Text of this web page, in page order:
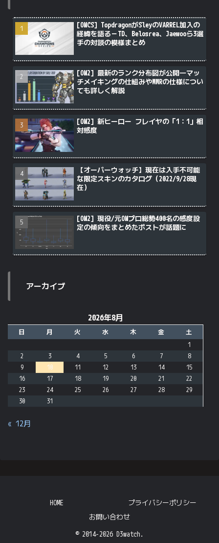
[OWCS] TopdragonがSleyのVARREL加入の
経緯を語る－TD、Belosrea、Jaewooら3選
手の対談の模様まとめ
[OW2] 最新のランク分布図が公開―マッ
チメイキングの仕組みやMMRの仕様につい
ても詳しく解説
[OW2] 新ヒーロー フレイヤの「1：1」相
対感度
【オーバーウォッチ】現在は入手不可能
な限定スキンのカタログ（2022/9/28現
在）
[OW2] 現役/元OWプロ総勢400名の感度設
定の傾向をまとめたポストが話題に
アーカイブ
2026年8月
日 月 火 水 木 金
土
1
2
3 4 5 6 7
8
9
10 11 12 13 14
15
16
17 18 19 20 21
22
23
24 25 26 27 28
29
30
31
« 12月
HOME
プライバシーポリシー
お問い合わせ
© 2014-2026 D3watch.